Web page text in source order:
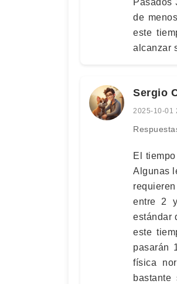
Pasados
de
este
alcanzar
Sergio
2025-10-01
El
Algunas
entre 2
estándar
este
pasarán
física